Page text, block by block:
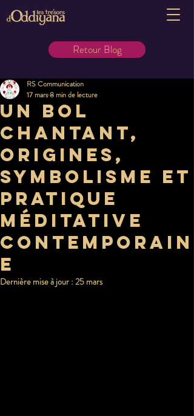
Retour Blog
Un bol
chantant,
origines,
symbolisme et
pratique
méditative
contemporain
e
RS Communication
17 mars8 min de lecture
Dernière mise à jour : 25 mars